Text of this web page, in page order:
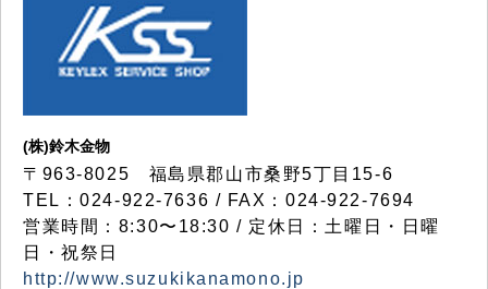
(株)鈴木金物
〒963-8025 福島県郡山市桑野5丁目15-6
TEL：024-922-7636 / FAX：024-922-7694
営業時間：8:30〜18:30 / 定休日：土曜日・日曜
日・祝祭日
http://www.suzukikanamono.jp